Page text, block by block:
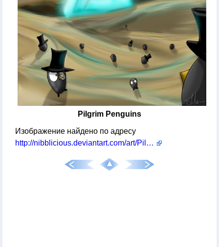
Pilgrim Penguins
Изображение найдено по адресу
http://nibblicious.deviantart.com/art/Pilgrim-Penguins-129522854